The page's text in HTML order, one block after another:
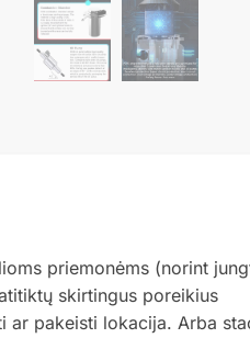
priemonėms (norint
skirtingus poreikius
ar pakeisti lokacija. Arba